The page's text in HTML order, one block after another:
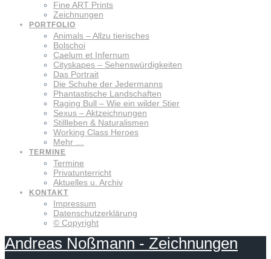
Fine ART Prints
Zeichnungen
PORTFOLIO
Animals – Allzu tierisches
Bolschoi
Caelum et Infernum
Cityskapes – Sehenswürdigkeiten
Das Portrait
Die Schuhe der Jedermanns
Phantastische Landschaften
Raging Bull – Wie ein wilder Stier
Sexus – Aktzeichnungen
Stillleben & Naturalismen
Working Class Heroes
Mehr …
TERMINE
Termine
Privatunterricht
Aktuelles u. Archiv
KONTAKT
Impressum
Datenschutzerklärung
© Copyright
Andreas Noßmann - Zeichnungen